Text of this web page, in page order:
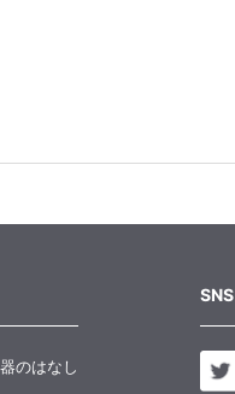
のはなし
SNS